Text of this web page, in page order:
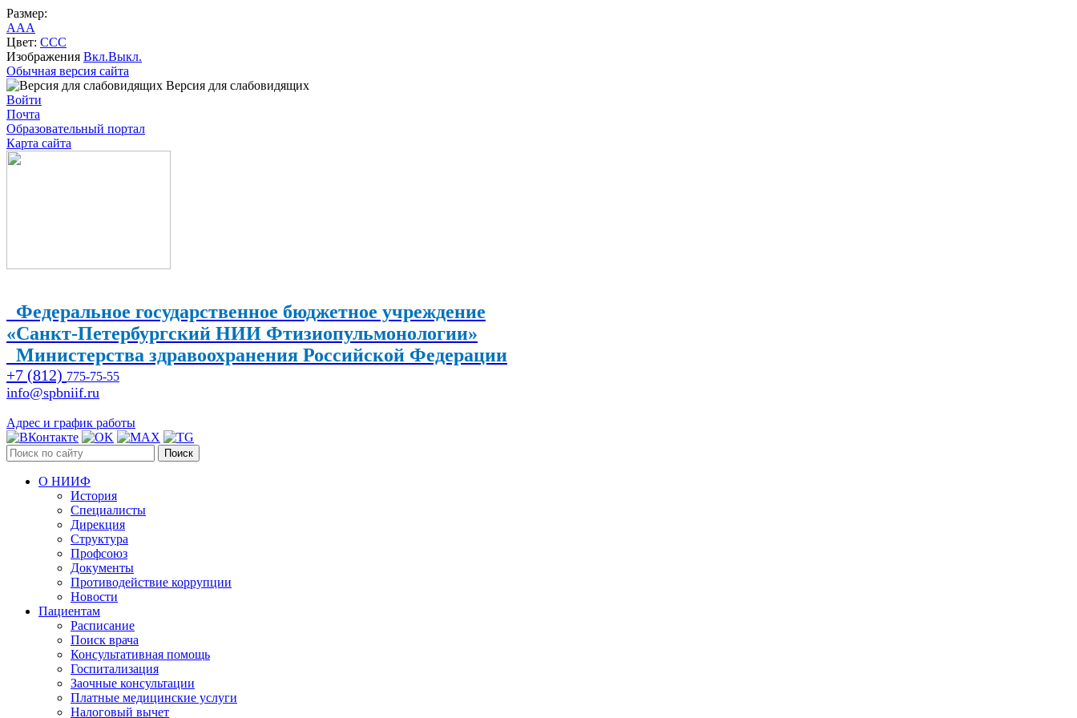
Размер:
AAA
Цвет: CCC
Изображения Вкл.Выкл.
Обычная версия сайта
Версия для слабовидящих
Войти
Почта
Образовательный портал
Карта сайта
Федеральное государственное бюджетное учреждение
«Санкт-Петербургский НИИ Фтизиопульмонологии»
Министерства здравоохранения Российской Федерации
+7 (812) 775-75-55
info@spbniif.ru
Адрес и график работы
Поиск
О НИИФ
История
Специалисты
Дирекция
Структура
Профсоюз
Документы
Противодействие коррупции
Новости
Пациентам
Расписание
Поиск врача
Консультативная помощь
Госпитализация
Заочные консультации
Платные медицинские услуги
Налоговый вычет